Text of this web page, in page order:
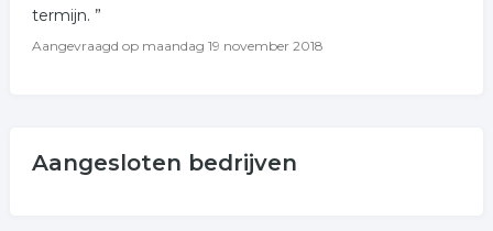
termijn. ”
Aangevraagd op maandag 19 november 2018
Aangesloten bedrijven